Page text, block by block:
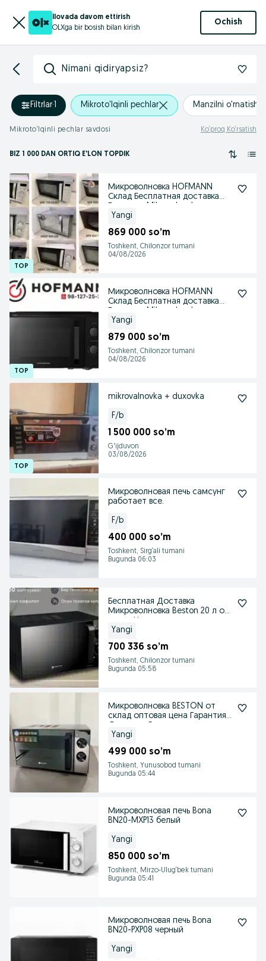
Ilovada davom ettirish
OLXga bir bosish bilan kirish
Ochish
Nimani qidiryapsiz?
Filtrlar·1 Mikroto'lqinli pechlar Manzilni o'rnatish
Mikroto‘lqinli pechlar savdosi Ko‘proq Ko‘rsatish
BIZ 1 000 DAN ORTIQ E'LON TOPDIK
Микроволновка HOFMANN
Склад Бесплатная доставка
Yangi
869 000 so’m
Toshkent, Chilonzor tumani
04/08/2026
Микроволновка HOFMANN
Склад Бесплатная доставка
Yangi
879 000 so’m
Toshkent, Chilonzor tumani
04/08/2026
mikrovalnovka + duxovka
F/b
1 500 000 so’m
G'ijduvon
03/08/2026
Микроволновая печь самсунг
работает все.
F/b
400 000 so’m
Toshkent, Sirg‘ali tumani
Bugunda 06:03
Бесплатная Доставка
Микроволновка Beston 20 л от
Yangi
700 336 so’m
Toshkent, Chilonzor tumani
Bugunda 05:58
Микроволновка BESTON от
склад оптовая цена Гарантия
Yangi
499 000 so’m
Toshkent, Yunusobod tumani
Bugunda 05:44
Микроволновая печь Bona
BN20-MXP13 белый
Yangi
850 000 so’m
Toshkent, Mirzo-Ulug‘bek tumani
Bugunda 05:41
Микроволновая печь Bona
BN20-PXP08 черный
Yangi